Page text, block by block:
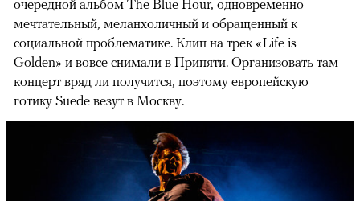
очередной альбом The Blue Hour, одновременно
мечтательный, меланхоличный и обращенный к
социальной проблематике. Клип на трек «Life is
Golden» и вовсе снимали в Припяти. Организовать там
концерт вряд ли получится, поэтому европейскую
готику Suede везут в Москву.